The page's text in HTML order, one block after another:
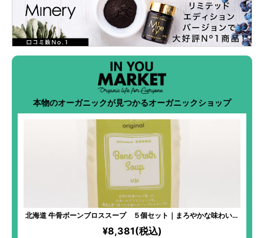
本物のオーガニックが見つかるオーガニックショップ
北海道 牛骨ボーンブロススープ ５個セット｜まろやかな味わいで
後味すっきり 身体にしみ渡るやさしいおいしさ
¥8,381(税込)